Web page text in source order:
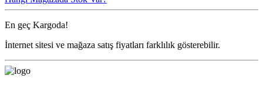
En geç Kargoda!
İnternet sitesi ve mağaza satış fiyatları farklılık gösterebilir.